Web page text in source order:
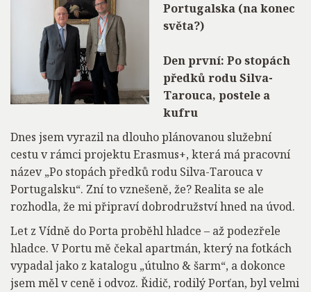
Portugalska (na konec
světa?)
Den první: Po stopách
předků rodu Silva-
Tarouca, postele a
kufru
Dnes jsem vyrazil na dlouho plánovanou služební
cestu v rámci projektu Erasmus+, která má pracovní
název „Po stopách předků rodu Silva-Tarouca v
Portugalsku“. Zní to vznešeně, že? Realita se ale
rozhodla, že mi připraví dobrodružství hned na úvod.
Let z Vídně do Porta proběhl hladce – až podezřele
hladce. V Portu mě čekal apartmán, který na fotkách
vypadal jako z katalogu „útulno & šarm“, a dokonce
jsem měl v ceně i odvoz. Řidič, rodilý Porťan, byl velmi